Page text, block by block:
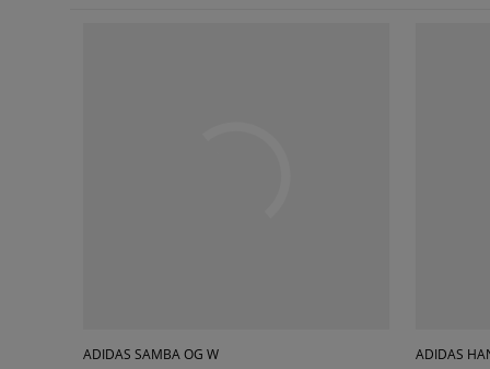
ADIDAS SAMBA OG W
ADIDAS